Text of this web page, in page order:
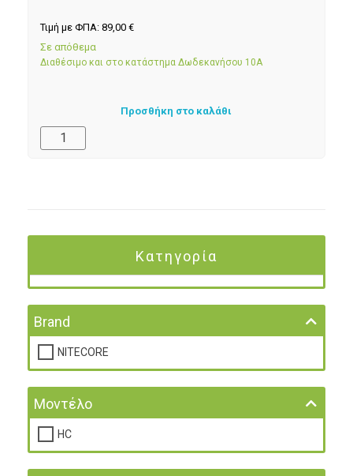
Τιμή με ΦΠΑ: 89,00 €
Σε απόθεμα
Διαθέσιμο και στο κατάστημα Δωδεκανήσου 10Α
Προσθήκη στο καλάθι
Κατηγορία
Brand
NITECORE
Μοντέλο
HC